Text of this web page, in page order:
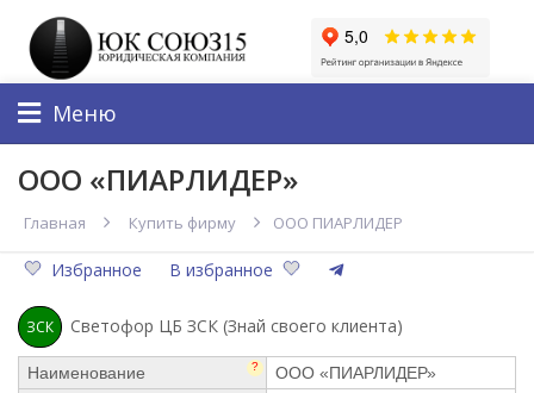
Меню
ООО «ПИАРЛИДЕР»
Главная Купить фирму ООО ПИАРЛИДЕР
Избранное В избранное
ЗСК Светофор ЦБ ЗСК (Знай своего клиента)
Наименование ?
ООО «ПИАРЛИДЕР»